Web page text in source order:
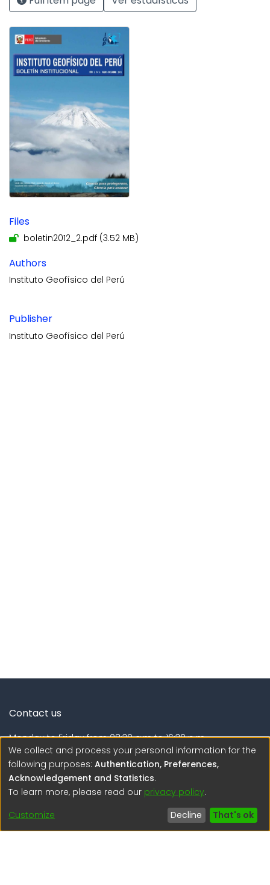
Files
boletin2012_2.pdf (3.52 MB)
Authors
Instituto Geofísico del Perú
Publisher
Instituto Geofísico del Perú
Contact us
Monday to Friday from 08:30 a.m to 16:30 p.m.
Calle Calatrava N° 216 , Urb. Camino Real - La Molina -
Lima - Lima - Perú
regen@igp.gob.pe
(51) 54 369212
Interesting links
We collect and process your personal information for the
following purposes: Authentication, Preferences,
Acknowledgement and Statistics.
To learn more, please read our privacy policy.
Customize
Decline That's ok